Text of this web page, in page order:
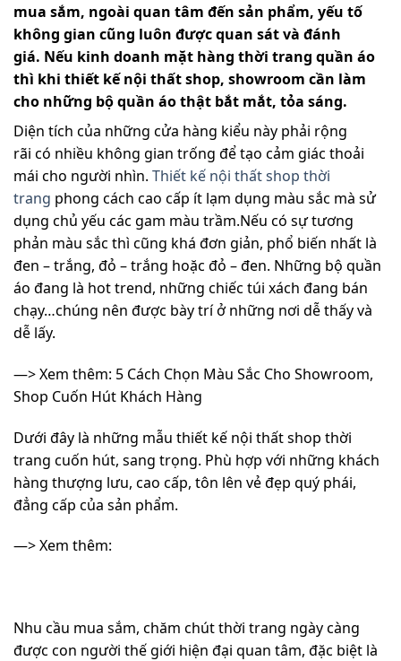
mua sắm, ngoài quan tâm đến sản phẩm, yếu tố
không gian cũng luôn được quan sát và đánh
giá. Nếu kinh doanh mặt hàng thời trang quần áo
thì khi thiết kế nội thất shop, showroom cần làm
cho những bộ quần áo thật bắt mắt, tỏa sáng.
Diện tích của những cửa hàng kiểu này phải rộng
rãi có nhiều không gian trống để tạo cảm giác thoải
mái cho người nhìn. Thiết kế nội thất shop thời
trang phong cách cao cấp ít lạm dụng màu sắc mà sử
dụng chủ yếu các gam màu trầm.Nếu có sự tương
phản màu sắc thì cũng khá đơn giản, phổ biến nhất là
đen – trắng, đỏ – trắng hoặc đỏ – đen. Những bộ quần
áo đang là hot trend, những chiếc túi xách đang bán
chạy…chúng nên được bày trí ở những nơi dễ thấy và
dễ lấy.
—> Xem thêm: 5 Cách Chọn Màu Sắc Cho Showroom,
Shop Cuốn Hút Khách Hàng
Dưới đây là những mẫu thiết kế nội thất shop thời
trang cuốn hút, sang trọng. Phù hợp với những khách
hàng thượng lưu, cao cấp, tôn lên vẻ đẹp quý phái,
đẳng cấp của sản phẩm.
—> Xem thêm:
Nhu cầu mua sắm, chăm chút thời trang ngày càng
được con người thế giới hiện đại quan tâm, đặc biệt là